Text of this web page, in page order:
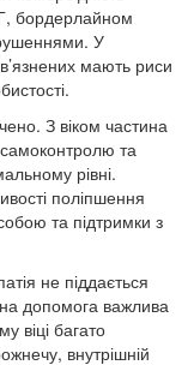
бордерлайном
У
мають риси
З віком частина
самоконтролю та
рівні.
поліпшення
та підтримки з
не піддається
допомога важлива
віці багато
внутрішній